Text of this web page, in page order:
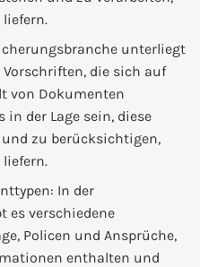
liefern.
unterliegt
die sich auf
von Dokumenten
in der Lage sein, diese
zu berücksichtigen,
liefern.
In der
es verschiedene
Policen und Ansprüche,
enthalten und